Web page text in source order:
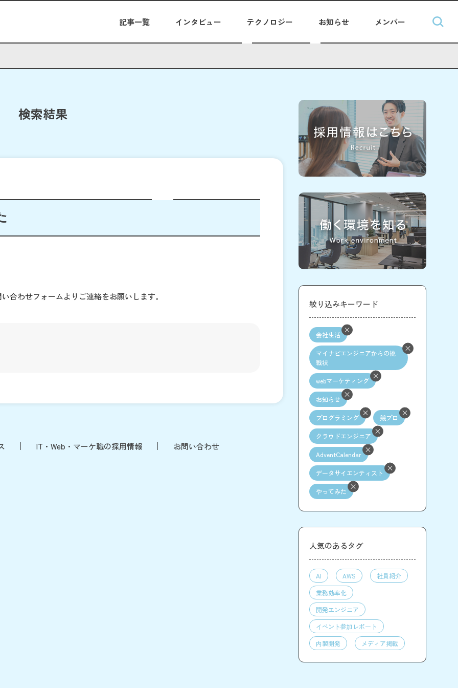
記事一覧 インタビュー テクノロジー お知らせ メンバー
検索結果
合わせフォームよりご連絡をお願いします。
IT・Web・マーケ職の採用情報 お問い合わせ
絞り込みキーワード
会社生活
マイナビエンジニアからの挑
戦状
webマーケティング
お知らせ
プログラミング 競プロ
クラウドエンジニア
AdventCalendar
データサイエンティスト
やってみた
人気のあるタグ
AI AWS
社員紹介
業務効率化
開発エンジニア
イベント参加レポート
内製開発
メディア掲載